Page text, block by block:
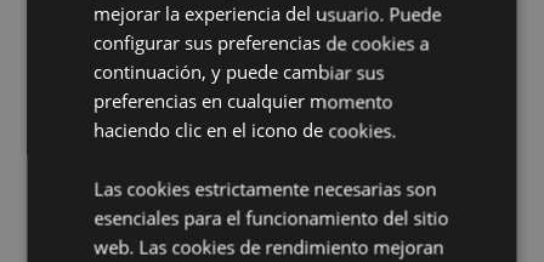
Figura Egipto Anubis Tumbado Egipcio
Material: Resina
Información complementaria:
de Puckator?
Encuentra todo lo que necesitas saber
en laguía de compra del cliente.
mejorar la experiencia del usuario. Puede
configurar sus preferencias de cookies a
continuación, y puede cambiar sus
preferencias en cualquier momento
haciendo clic en el icono de cookies.
Las cookies estrictamente necesarias son
esenciales para el funcionamiento del sitio
web. Las cookies de rendimiento mejoran